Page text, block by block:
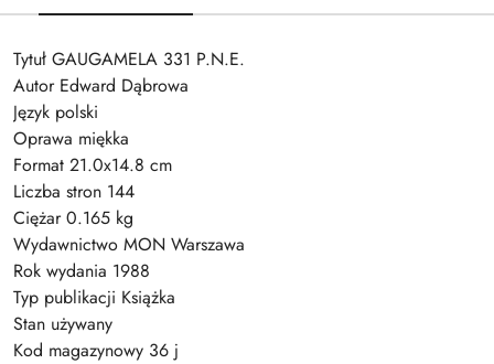
Tytuł GAUGAMELA 331 P.N.E.
Autor Edward Dąbrowa
Język polski
Oprawa miękka
Format 21.0x14.8 cm
Liczba stron 144
Ciężar 0.165 kg
Wydawnictwo MON Warszawa
Rok wydania 1988
Typ publikacji Książka
Stan używany
Kod magazynowy 36 j